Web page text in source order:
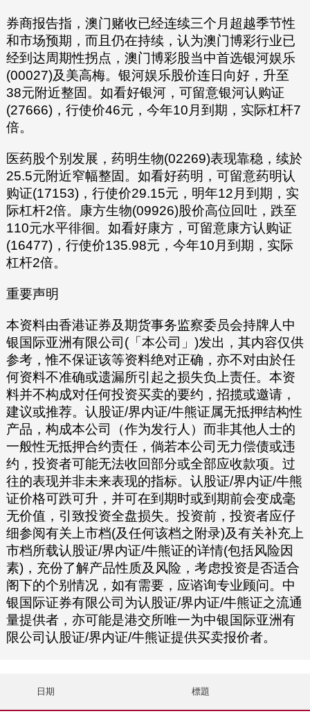
券商报告指，澳门赌收已经连续三个月超越季节性
和市场预期，而且仍在持续，认为澳门博彩行业已
经到达周期性拐点，澳门博彩股当中首选银河娱乐
(00027)及美高梅。银河娱乐股价连日向好，升至
38元附近整固。如看好银河，可留意银河认购证
(27666)，行使价46元，今年10月到期，实际杠杆7
倍。
医药股个别发展，药明生物(02269)表现靠稳，续於
25.5元附近窄幅整固。如看好药明，可留意药明认
购证(17153)，行使价29.15元，明年12月到期，实
际杠杆2倍。康方生物(09926)股价高位回吐，跌至
110元水平徘徊。如看好康方，可留意康方认购证
(16477)，行使价135.98元，今年10月到期，实际
杠杆2倍。
重要声明
本资料由香港证券及期货事务监察委员会持牌人中
银国际亚洲有限公司(「本公司」)发出，其内容仅供
参考，惟不保证该等资料绝对正确，亦不对由於任
何资料不准确或遗漏所引起之损失负上责任。本资
料并不构成对任何投资买卖的要约，招揽或邀请，
建议或推荐。认股证/界内证/牛熊证属无抵押结构性
产品，构成本公司（作为发行人）而非其他人士的
一般性无抵押合约责任，倘若本公司无力偿债或违
约，投资者可能无法收回部分或全部应收款项。过
往的表现并非未来表现的指标。认股证/界内证/牛熊
证价格可跌可升，并可在到期时或到期前会变成毫
无价值，引致投资全盘损失。投资前，投资者应仔
细参阅有关上市档(及任何该档之附录)及有关补充上
市档所载认股证/界内证/牛熊证的详情(包括风险因
素)，充份了解产品性质及风险，考虑投资是否适合
阁下的个别情况，如有需要，应谘询专业顾问。中
银国际证券有限公司为认股证/界内证/牛熊证之流通
量提供者，亦可能是港交所唯一为中银国际亚洲有
限公司认股证/界内证/牛熊证提供买卖报价者。
日期 標題